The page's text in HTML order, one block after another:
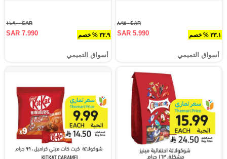
٣٣.١ % خصم
SAR ٨.٩٥٠
SAR 5.990
أسواق التميمي
٣٢.٩ % خصم
SAR ١١.٩٠٠
SAR 7.990
أسواق التميمي